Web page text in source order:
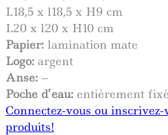
L18,5 x l18,5 x H9 cm
L20 x l20 x H10 cm
Papier: lamination mate
Logo: argent
Anse: –
Poche d’eau: entièrement
Connectez-vous ou
produits!